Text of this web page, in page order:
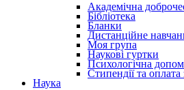
Академічна
Бібліотека
Бланки
Дистанційне
Моя група
Наукові гуртки
Психологічна
Стипендії та
Наука